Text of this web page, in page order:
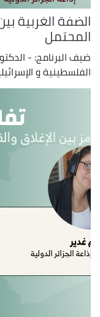
الضفة الغربية
المحتمل
ضيف البرنامج: -
الفلسطينية و